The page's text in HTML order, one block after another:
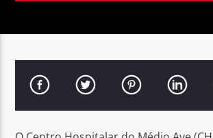
O BACALHAU QUER ALHO